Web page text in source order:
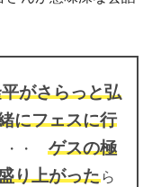
がさらっと弘
にフェスに行
・・ ゲスの極
り上がったら